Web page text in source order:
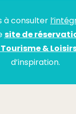
à consulter
site de
&
d’inspiration.